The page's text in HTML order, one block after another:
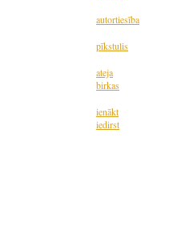
autortiesība
pīkstulis
ateja
birkas
ienākt
iedirst